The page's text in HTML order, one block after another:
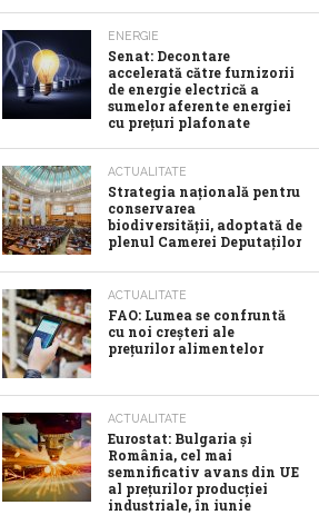
ENERGIE
Senat: Decontare
accelerată către furnizorii
de energie electrică a
sumelor aferente energiei
cu prețuri plafonate
ACTUALITATE
Strategia națională pentru
conservarea
biodiversității, adoptată de
plenul Camerei Deputaților
ACTUALITATE
FAO: Lumea se confruntă
cu noi creșteri ale
prețurilor alimentelor
ACTUALITATE
Eurostat: Bulgaria și
România, cel mai
semnificativ avans din UE
al prețurilor producției
industriale, în iunie